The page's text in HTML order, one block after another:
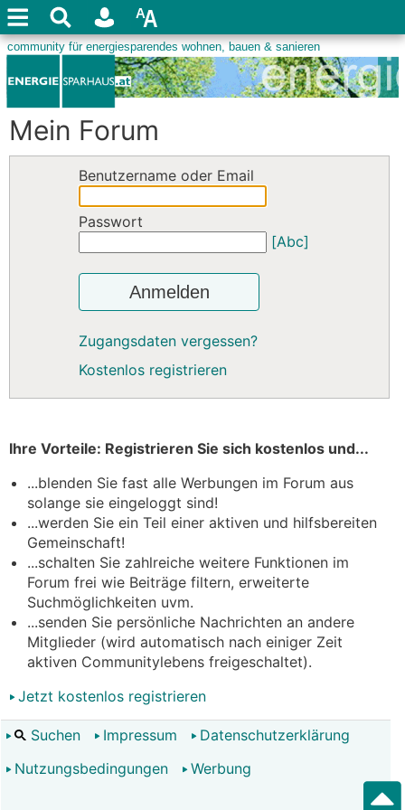
Mein Forum
Benutzername oder Email
Passwort
[Abc]
Anmelden
Zugangsdaten vergessen?
Kostenlos registrieren
Ihre Vorteile: Registrieren Sie sich kostenlos und...
...blenden Sie fast alle Werbungen im Forum aus
solange sie eingeloggt sind!
...werden Sie ein Teil einer aktiven und hilfsbereiten
Gemeinschaft!
...schalten Sie zahlreiche weitere Funktionen im
Forum frei wie Beiträge filtern, erweiterte
Suchmöglichkeiten uvm.
...senden Sie persönliche Nachrichten an andere
Mitglieder (wird automatisch nach einiger Zeit
aktiven Communitylebens freigeschaltet).
Jetzt kostenlos registrieren
Suchen Impressum
Datenschutzerklärung
Nutzungsbedingungen
Werbung